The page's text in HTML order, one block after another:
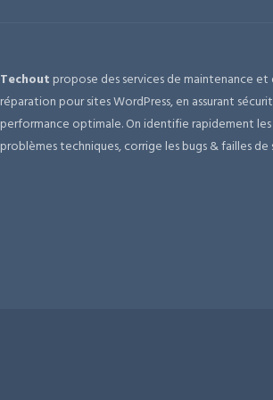
Techout propose des services de maintenance et
réparation pour sites WordPress, en assurant
performance optimale. On identifie rapidement les
problèmes techniques, corrige les bugs & failles de